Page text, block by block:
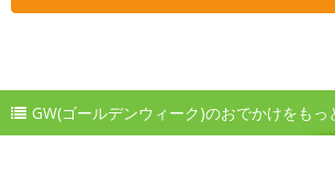
GW(ゴールデンウィーク)のおでかけをもっ